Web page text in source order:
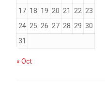
17 18 19 20 21 22 23
24 25 26 27 28 29 30
31
« Oct